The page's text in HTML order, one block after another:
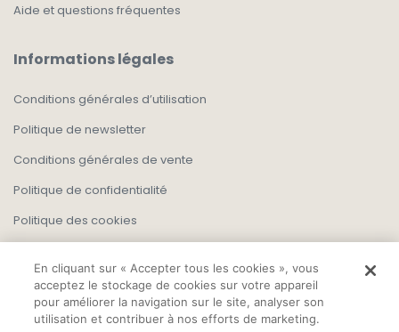
Aide et questions fréquentes
Informations légales
Conditions générales d’utilisation
Politique de newsletter
Conditions générales de vente
Politique de confidentialité
Politique des cookies
En cliquant sur « Accepter tous les cookies », vous
acceptez le stockage de cookies sur votre appareil
pour améliorer la navigation sur le site, analyser son
utilisation et contribuer à nos efforts de marketing.